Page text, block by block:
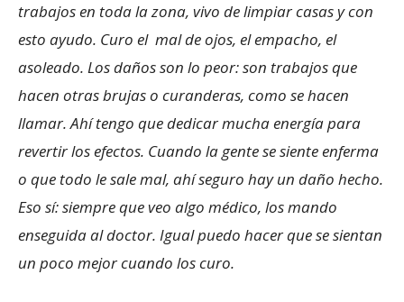
trabajos en toda la zona, vivo de limpiar casas y con
esto ayudo. Curo el mal de ojos, el empacho, el
asoleado. Los daños son lo peor: son trabajos que
hacen otras brujas o curanderas, como se hacen
llamar. Ahí tengo que dedicar mucha energía para
revertir los efectos. Cuando la gente se siente enferma
o que todo le sale mal, ahí seguro hay un daño hecho.
Eso sí: siempre que veo algo médico, los mando
enseguida al doctor. Igual puedo hacer que se sientan
un poco mejor cuando los curo.